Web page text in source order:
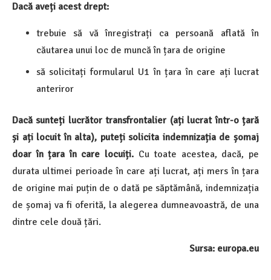
Dacă aveți acest drept:
trebuie să vă înregistrați ca persoană aflată în
căutarea unui loc de muncă în țara de origine
să solicitați formularul U1 în țara în care ați lucrat
anteriror
Dacă sunteți lucrător transfrontalier (ați lucrat într-o țară
și ați locuit în alta), puteți solicita indemnizația de șomaj
doar în țara în care locuiți. Cu toate acestea, dacă, pe
durata ultimei perioade în care ați lucrat, ați mers în țara
de origine mai puțin de o dată pe săptămână, indemnizația
de șomaj va fi oferită, la alegerea dumneavoastră, de una
dintre cele două țări.
Sursa: europa.eu